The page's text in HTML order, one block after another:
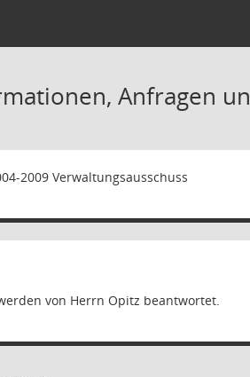
Anfragen
2009 Verwaltungsausschuss
von Herrn Opitz beantwortet.